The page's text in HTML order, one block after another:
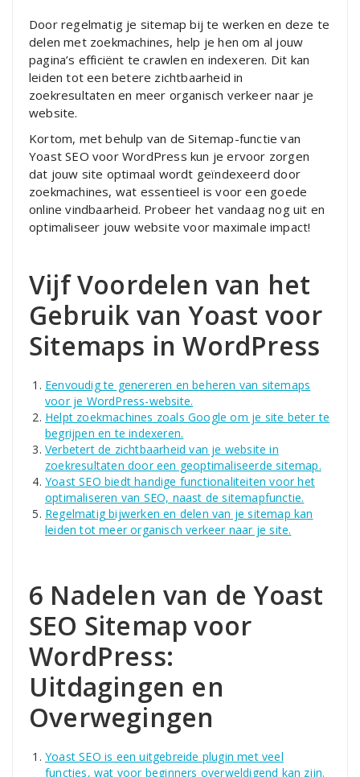
Door regelmatig je sitemap bij te werken en deze te
delen met zoekmachines, help je hen om al jouw
pagina’s efficiënt te crawlen en indexeren. Dit kan
leiden tot een betere zichtbaarheid in
zoekresultaten en meer organisch verkeer naar je
website.
Kortom, met behulp van de Sitemap-functie van
Yoast SEO voor WordPress kun je ervoor zorgen
dat jouw site optimaal wordt geïndexeerd door
zoekmachines, wat essentieel is voor een goede
online vindbaarheid. Probeer het vandaag nog uit en
optimaliseer jouw website voor maximale impact!
Vijf Voordelen van het
Gebruik van Yoast voor
Sitemaps in WordPress
Eenvoudig te genereren en beheren van sitemaps
voor je WordPress-website.
Helpt zoekmachines zoals Google om je site beter te
begrijpen en te indexeren.
Verbetert de zichtbaarheid van je website in
zoekresultaten door een geoptimaliseerde sitemap.
Yoast SEO biedt handige functionaliteiten voor het
optimaliseren van SEO, naast de sitemapfunctie.
Regelmatig bijwerken en delen van je sitemap kan
leiden tot meer organisch verkeer naar je site.
6 Nadelen van de Yoast
SEO Sitemap voor
WordPress:
Uitdagingen en
Overwegingen
Yoast SEO is een uitgebreide plugin met veel
functies, wat voor beginners overweldigend kan zijn.